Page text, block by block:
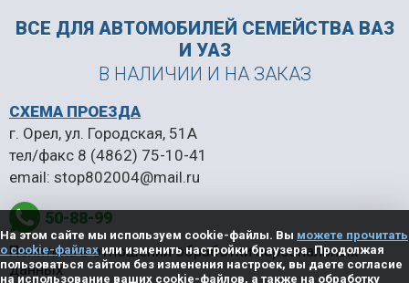
ВСЕ ДЛЯ АВТОМОБИЛЕЙ СЕМЕЙСТВА ВАЗ
И УАЗ
В НАЛИЧИИ И НА ЗАКАЗ
50-88-99
СХЕМА ПРОЕЗДА
г. Орел, ул. Городская, 51А
тел/факс 8 (4862) 75-10-41
email: stop802004@mail.ru
Политика в отношении обработки персональных
данных
На этом сайте мы используем cookie-файлы. Вы можете прочитать
о cookie-файлахили изменить настройки браузера. Продолжая
пользоваться сайтом без изменения настроек, вы даете согласие
на использование ваших cookie-файлов, а также на обработку